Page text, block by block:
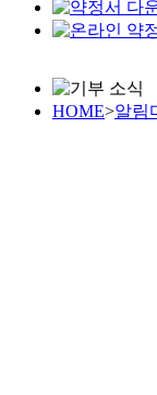
HOME>알림